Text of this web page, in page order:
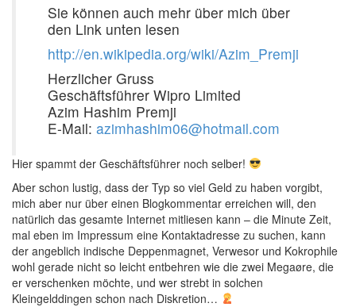
Sie können auch mehr über mich über
den Link unten lesen
http://en.wikipedia.org/wiki/Azim_Premji
Herzlicher Gruss
Geschäftsführer Wipro Limited
Azim Hashim Premji
E-Mail: azimhashim06@hotmail.com
Hier spammt der Geschäftsführer noch selber!
Aber schon lustig, dass der Typ so viel Geld zu haben vorgibt,
mich aber nur über einen Blogkommentar erreichen will, den
natürlich das gesamte Internet mitliesen kann – die Minute Zeit,
mal eben im Impressum eine Kontaktadresse zu suchen, kann
der angeblich indische Deppenmagnet, Verwesor und Kokrophile
wohl gerade nicht so leicht entbehren wie die zwei Megaøre, die
er verschenken möchte, und wer strebt in solchen
Kleingelddingen schon nach Diskretion…